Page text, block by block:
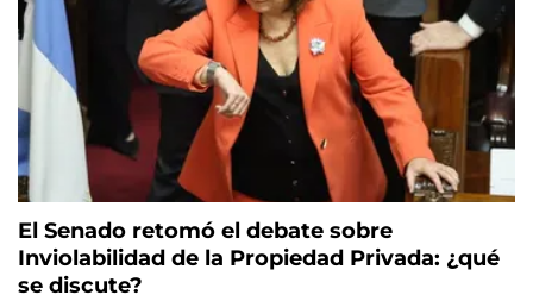
El Senado retomó el debate sobre
Inviolabilidad de la Propiedad Privada: ¿qué
se discute?